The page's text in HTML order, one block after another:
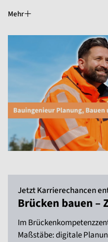
Mehr
Jetzt Karrierechancen
Brücken bauen –
Im
Maßstäbe: digitale